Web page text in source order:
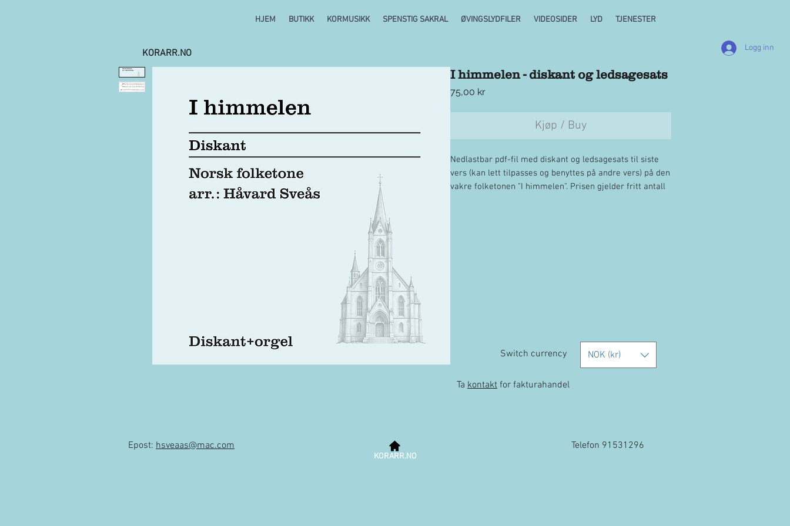
HJEM BUTIKK KORMUSIKK SPENSTIG SAKRAL ØVINGSLYDFILER VIDEOSIDER LYD TJENESTER
KORARR.NO Logg inn
I himmelen - diskant og ledsagesats
75,00 krPris
Kjøp / Buy
Nedlastbar pdf-fil med diskant og ledsagesats til siste
vers (kan lett tilpasses og benyttes på andre vers) på den
vakre folketonen "I himmelen". Prisen gjelder fritt antall
NOK (kr)
Switch currency
Ta kontakt for fakturahandel
KORARR.NO
Epost: hsveaas@mac.com Telefon 91531296